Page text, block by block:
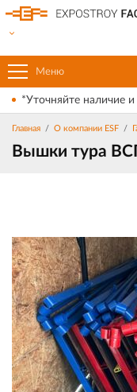
Меню
*Уточняйте наличие
Главная О компании ESF
Вышки тура